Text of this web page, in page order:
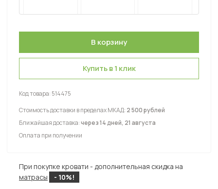
Купить в 1 клик
Код товара: 514475
Стоимость доставки в пределах МКАД: 2 500 рублей
Ближайшая доставка:через 14 дней, 21 августа
Оплата при получении
При покупке кровати - дополнительная скидка на
матрасы
- 10%!